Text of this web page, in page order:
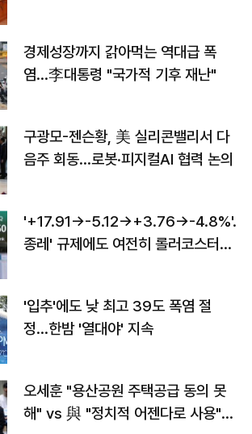
경제성장까지 갉아먹는 역대급 폭
염…李대통령 "국가적 기후 재난"
구광모-젠슨황, 美 실리콘밸리서 다
음주 회동…로봇·피지컬AI 협력 논의
'+17.91→-5.12→+3.76→-4.8%'…'
종레' 규제에도 여전히 롤러코스터
'입추'에도 낮 최고 39도 폭염 절
정…한밤 '열대야' 지속
오세훈 "용산공원 주택공급 동의 못
해" vs 與 "정치적 어젠다로 사용"